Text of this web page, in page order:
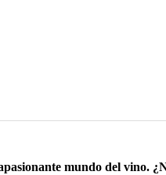
mundo del vino.